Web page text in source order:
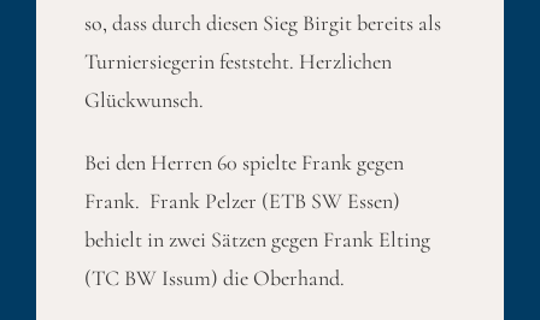
so, dass durch diesen Sieg Birgit bereits als
Turniersiegerin feststeht. Herzlichen
Glückwunsch.
Bei den Herren 60 spielte Frank gegen
Frank. Frank Pelzer (ETB SW Essen)
behielt in zwei Sätzen gegen Frank Elting
(TC BW Issum) die Oberhand.